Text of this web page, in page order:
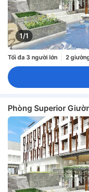
1/1
Tối đa 3 người lớn 2
Phòng Superior